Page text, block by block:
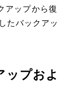
アップから復
たバックアッ
ップおよ